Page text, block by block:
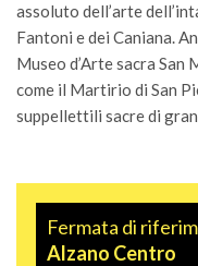
assoluto dell’arte
Fantoni e dei Caniana.
Museo d’Arte sacra San
come il Martirio di San
suppellettili sacre di
Fermata di
Alzano Centro